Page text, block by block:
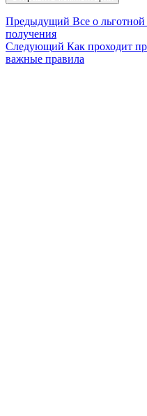
Навигация
по
записям
Предыдущий Предыдущий
Все о
получения
Следующий Следующий
Как проходит
важные правила